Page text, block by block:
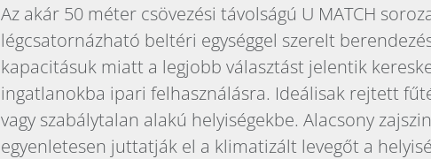
Az akár 50 méter csövezési távolságú U MATCH
légcsatornázható beltéri egységgel szerelt
kapacitásuk miatt a legjobb választást jelentik
ingatlanokba ipari felhasználásra. Ideálisak rejtett
vagy szabálytalan alakú helyiségekbe. Alacsony
egyenletesen juttatják el a klimatizált levegőt a